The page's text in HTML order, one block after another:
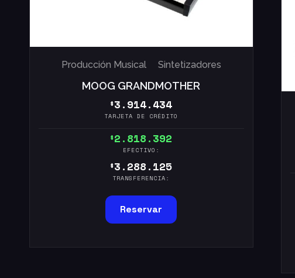
Producción Musical Sintetizadores
MOOG GRANDMOTHER
$3.914.434
TARJETA DE CRÉDITO
$2.818.392
EFECTIVO:
$3.288.125
TRANSFERENCIA:
Reservar